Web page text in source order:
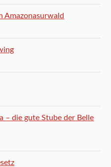
Amazonasurwald
– die gute Stube der Belle